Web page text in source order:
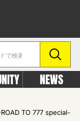
NEWS
TO 777 special-